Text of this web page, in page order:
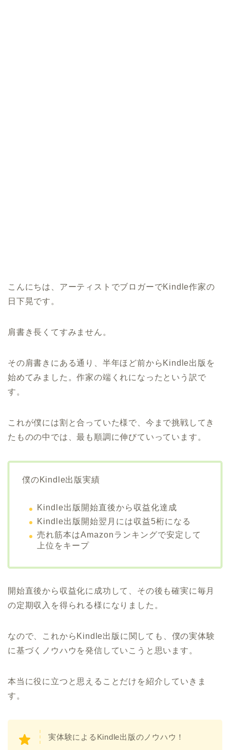
こんにちは、アーティストでブロガーでKindle作家の
日下晃です。
肩書き長くてすみません。
その肩書きにある通り、半年ほど前からKindle出版を
始めてみました。作家の端くれになったという訳で
す。
これが僕には割と合っていた様で、今まで挑戦してき
たものの中では、最も順調に伸びていっています。
僕のKindle出版実績
Kindle出版開始直後から収益化達成
Kindle出版開始翌月には収益5桁になる
売れ筋本はAmazonランキングで安定して
上位をキープ
開始直後から収益化に成功して、その後も確実に毎月
の定期収入を得られる様になりました。
なので、これからKindle出版に関しても、僕の実体験
に基づくノウハウを発信していこうと思います。
本当に役に立つと思えることだけを紹介していきま
す。
実体験によるKindle出版のノウハウ！